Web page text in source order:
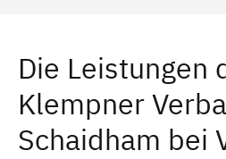
Die Leistungen
Klempner
Schaidham bei